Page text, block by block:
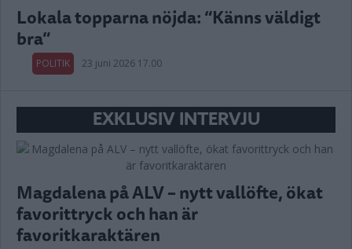
Lokala topparna nöjda: “Känns väldigt
bra”
POLITIK 23 juni 2026 17.00
EXKLUSIV INTERVJU
Magdalena på ALV – nytt vallöfte, ökat
favorittryck och han är
favoritkaraktären